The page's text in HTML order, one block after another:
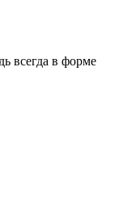
всегда в форме